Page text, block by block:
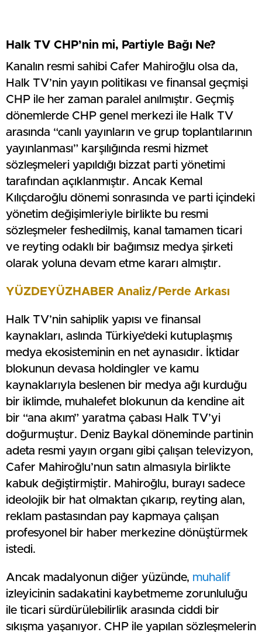
Halk TV CHP’nin mi, Partiyle Bağı Ne?
Kanalın resmi sahibi Cafer Mahiroğlu olsa da,
Halk TV’nin yayın politikası ve finansal geçmişi
CHP ile her zaman paralel anılmıştır. Geçmiş
dönemlerde CHP genel merkezi ile Halk TV
arasında “canlı yayınların ve grup toplantılarının
yayınlanması” karşılığında resmi hizmet
sözleşmeleri yapıldığı bizzat parti yönetimi
tarafından açıklanmıştır. Ancak Kemal
Kılıçdaroğlu dönemi sonrasında ve parti içindeki
yönetim değişimleriyle birlikte bu resmi
sözleşmeler feshedilmiş, kanal tamamen ticari
ve reyting odaklı bir bağımsız medya şirketi
olarak yoluna devam etme kararı almıştır.
YÜZDEYÜZHABER Analiz/Perde Arkası
Halk TV’nin sahiplik yapısı ve finansal
kaynakları, aslında Türkiye’deki kutuplaşmış
medya ekosisteminin en net aynasıdır. İktidar
blokunun devasa holdingler ve kamu
kaynaklarıyla beslenen bir medya ağı kurduğu
bir iklimde, muhalefet blokunun da kendine ait
bir “ana akım” yaratma çabası Halk TV’yi
doğurmuştur. Deniz Baykal döneminde partinin
adeta resmi yayın organı gibi çalışan televizyon,
Cafer Mahiroğlu’nun satın almasıyla birlikte
kabuk değiştirmiştir. Mahiroğlu, burayı sadece
ideolojik bir hat olmaktan çıkarıp, reyting alan,
reklam pastasından pay kapmaya çalışan
profesyonel bir haber merkezine dönüştürmek
istedi.
Ancak madalyonun diğer yüzünde, muhalif
izleyicinin sadakatini kaybetmeme zorunluluğu
ile ticari sürdürülebilirlik arasında ciddi bir
sıkışma yaşanıyor. CHP ile yapılan sözleşmelerin